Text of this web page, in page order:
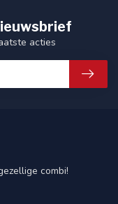
acties
combi!